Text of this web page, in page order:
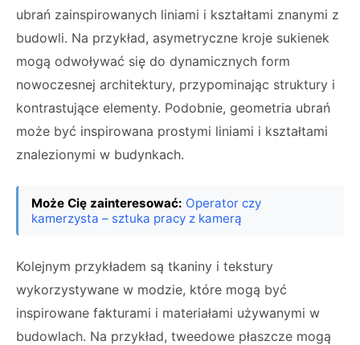
ubrań zainspirowanych liniami i kształtami znanymi z
budowli. Na przykład, asymetryczne kroje sukienek
mogą odwoływać się do dynamicznych form
nowoczesnej architektury, przypominając struktury i
kontrastujące elementy. Podobnie, geometria ubrań
może być inspirowana prostymi liniami i kształtami
znalezionymi w budynkach.
Może Cię zainteresować: Operator czy
kamerzysta – sztuka pracy z kamerą
Kolejnym przykładem są tkaniny i tekstury
wykorzystywane w modzie, które mogą być
inspirowane fakturami i materiałami używanymi w
budowlach. Na przykład, tweedowe płaszcze mogą